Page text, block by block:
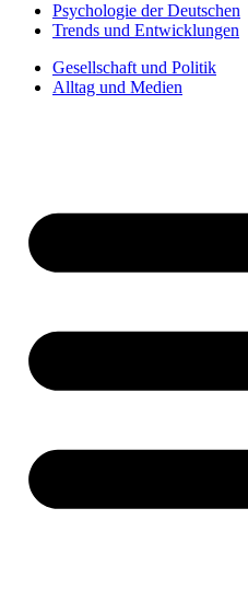
Psychologie der Deutschen
Trends und Entwicklungen
Gesellschaft und Politik
Alltag und Medien